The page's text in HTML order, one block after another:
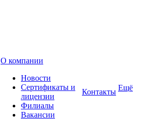
О компании
Новости
Сертификаты и
лицензии
Филиалы
Вакансии
Контакты Ещё